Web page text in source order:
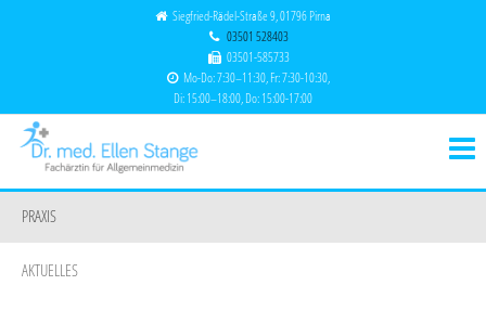
Siegfried-Rädel-Straße 9, 01796 Pirna
03501 528403
03501-585733
Mo-Do: 7:30–11:30, Fr: 7:30-10:30,
Di: 15:00–18:00, Do: 15:00-17:00
Stange
PRAXIS
AKTUELLES